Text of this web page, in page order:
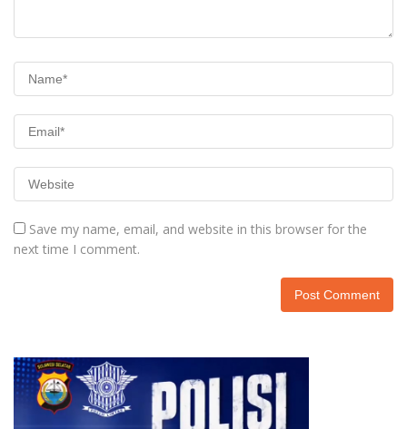
Save my name, email, and website in this browser for the
next time I comment.